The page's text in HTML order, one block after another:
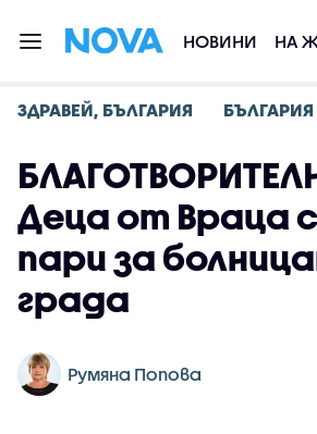
НОВИНИ НА
ЗДРАВЕЙ, БЪЛГАРИЯ БЪЛГАРИЯ
Деца от Враца
пари за
града
Румяна Попова